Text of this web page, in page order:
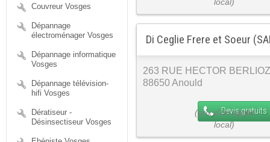
Couvreur Vosges
Dépannage
électroménager Vosges
Dépannage informatique
Vosges
Dépannage télévision-
hifi Vosges
Dératiseur -
Désinsectiseur Vosges
Di Ceglie Frere et Soeur
263 RUE HECTOR BERLIOZ
88650 Anould
Devis gratuits